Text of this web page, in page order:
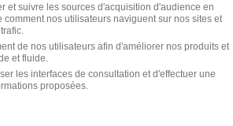
partiel 12,50 € / heure
et suivre les sources d'acquisition d'audience en
nos utilisateurs naviguent sur nos sites et
de nos utilisateurs afin d'améliorer nos produits et
et fluide.
les interfaces de consultation et d'effectuer une
proposées.